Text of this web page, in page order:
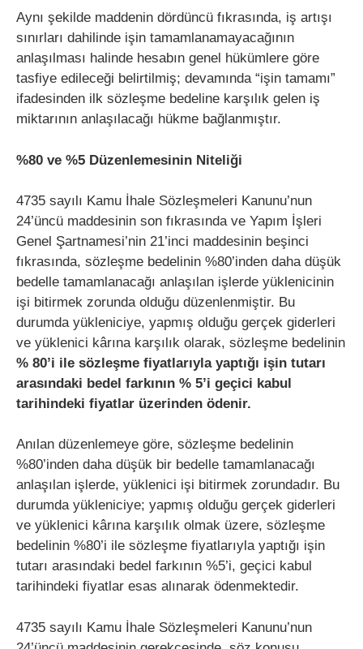
Aynı şekilde maddenin dördüncü fıkrasında, iş artışı
sınırları dahilinde işin tamamlanamayacağının
anlaşılması halinde hesabın genel hükümlere göre
tasfiye edileceği belirtilmiş; devamında “işin tamamı”
ifadesinden ilk sözleşme bedeline karşılık gelen iş
miktarının anlaşılacağı hükme bağlanmıştır.
%80 ve %5 Düzenlemesinin Niteliği
4735 sayılı Kamu İhale Sözleşmeleri Kanunu’nun
24’üncü maddesinin son fıkrasında ve Yapım İşleri
Genel Şartnamesi’nin 21’inci maddesinin beşinci
fıkrasında, sözleşme bedelinin %80’inden daha düşük
bedelle tamamlanacağı anlaşılan işlerde yüklenicinin
işi bitirmek zorunda olduğu düzenlenmiştir. Bu
durumda yükleniciye, yapmış olduğu gerçek giderleri
ve yüklenici kârına karşılık olarak, sözleşme bedelinin
% 80’i ile sözleşme fiyatlarıyla yaptığı işin tutarı
arasındaki bedel farkının % 5’i geçici kabul
tarihindeki fiyatlar üzerinden ödenir.
Anılan düzenlemeye göre, sözleşme bedelinin
%80’inden daha düşük bir bedelle tamamlanacağı
anlaşılan işlerde, yüklenici işi bitirmek zorundadır. Bu
durumda yükleniciye; yapmış olduğu gerçek giderleri
ve yüklenici kârına karşılık olmak üzere, sözleşme
bedelinin %80’i ile sözleşme fiyatlarıyla yaptığı işin
tutarı arasındaki bedel farkının %5’i, geçici kabul
tarihindeki fiyatlar esas alınarak ödenmektedir.
4735 sayılı Kamu İhale Sözleşmeleri Kanunu’nun